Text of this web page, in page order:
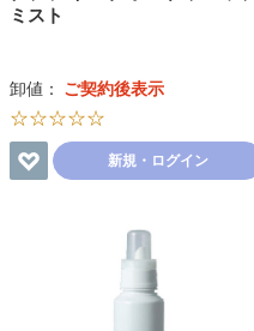
ミスト
卸値： ご契約後表示
☆☆☆☆☆
新規・ログイン